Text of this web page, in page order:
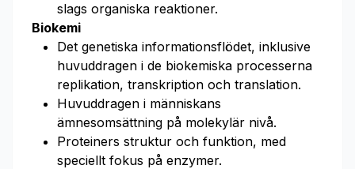
slags organiska reaktioner.
Biokemi
Det genetiska informationsflödet, inklusive
huvuddragen i de biokemiska processerna
replikation, transkription och translation.
Huvuddragen i människans
ämnesomsättning på molekylär nivå.
Proteiners struktur och funktion, med
speciellt fokus på enzymer.